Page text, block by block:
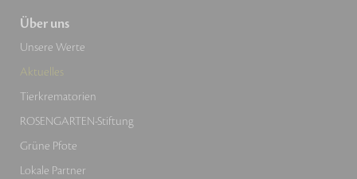
Über uns
Unsere Werte
Aktuelles
Tierkrematorien
ROSENGARTEN-Stiftung
Grüne Pfote
Lokale Partner